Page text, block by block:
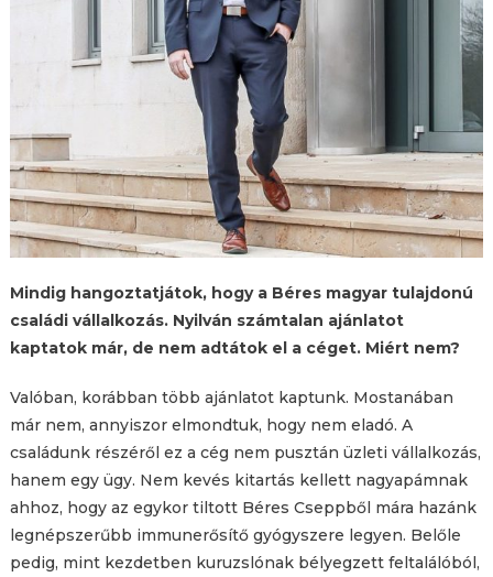
Mindig hangoztatjátok, hogy a Béres magyar tulajdonú
családi vállalkozás. Nyilván számtalan ajánlatot
kaptatok már, de nem adtátok el a céget. Miért nem?
Valóban, korábban több ajánlatot kaptunk. Mostanában
már nem, annyiszor elmondtuk, hogy nem eladó. A
családunk részéről ez a cég nem pusztán üzleti vállalkozás,
hanem egy ügy. Nem kevés kitartás kellett nagyapámnak
ahhoz, hogy az egykor tiltott Béres Cseppből mára hazánk
legnépszerűbb immunerősítő gyógyszere legyen. Belőle
pedig, mint kezdetben kuruzslónak bélyegzett feltalálóból,